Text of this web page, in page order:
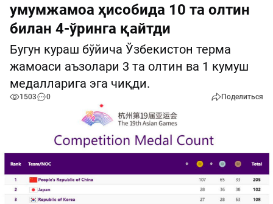
умумжамоа ҳисобида 10 та олтин
билан 4-ўринга қайтди
Бугун кураш бўйича Ўзбекистон терма
жамоаси аъзолари 3 та олтин ва 1 кумуш
медалларига эга чиқди.
1503 0 Поделиться